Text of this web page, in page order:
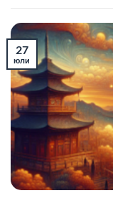
27
юли